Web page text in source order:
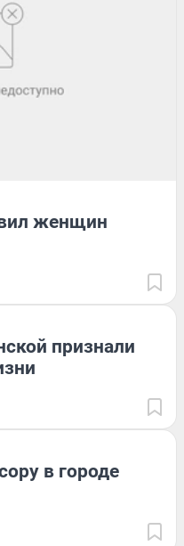
женщин
признали
в городе